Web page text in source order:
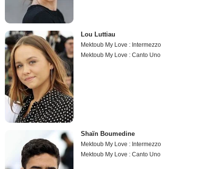
Lou Luttiau
Mektoub My Love : Intermezzo
Mektoub My Love : Canto Uno
Shaïn Boumedine
Mektoub My Love : Intermezzo
Mektoub My Love : Canto Uno